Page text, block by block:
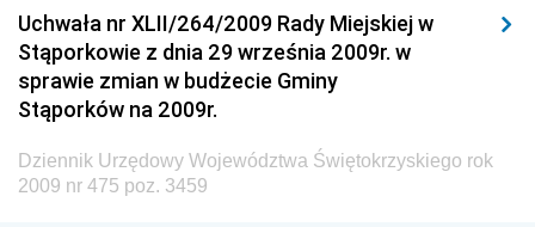
Dziennik Urzędowy Ministerstwa Przemysłu
Chemicznego i Lekkiego
Dziennik Urzędowy Ministerstwa Rolnictwa i
Gospodarki Żywnościowej
Dziennik Urzędowy Ministra Rodziny, Pracy i Polityki
Społecznej
Uchwała nr XLII/264/2009 Rady Miejskiej w
Stąporkowie z dnia 29 września 2009r. w
sprawie zmian w budżecie Gminy
Stąporków na 2009r.
Dziennik Urzędowy Województwa Świętokrzyskiego rok
2009 nr 475 poz. 3459